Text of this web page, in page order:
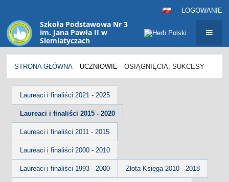
LOGOWANIE
Szkoła Podstawowa Nr 3
im. Jana Pawła II w
Siemiatyczach
sp3@siemiatycze.eu
STRONA GŁÓWNA UCZNIOWIE OSIĄGNIĘCIA, SUKCESY
Osiągnięcia,
sukcesy
Laureaci i finaliści 2021 - 2025
Laureaci i finaliści 2015 - 2020
Laureaci i finaliści 2011 - 2015
Laureaci i finaliści 2000 - 2010
Laureaci i finaliści 1993 - 2000 Złota Księga 2010 - 2018